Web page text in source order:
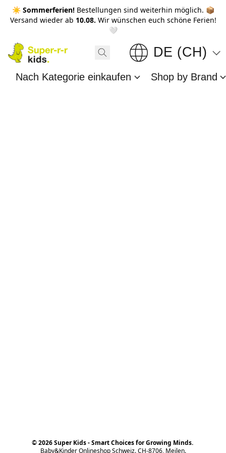
☀️ Sommerferien! Bestellungen sind weiterhin möglich. 📦
Versand wieder ab 10.08. Wir wünschen euch schöne Ferien!
🤍
DE (CH)
Nach Kategorie einkaufen Shop by Brand
© 2026 Super Kids - Smart Choices for Growing Minds.
Baby&Kinder Onlineshop Schweiz. CH-8706, Meilen.